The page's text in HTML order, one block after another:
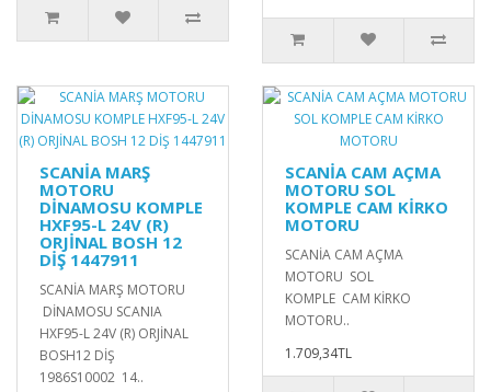
SCANİA MARŞ
MOTORU
DİNAMOSU KOMPLE
HXF95-L 24V (R)
ORJİNAL BOSH 12
DİŞ 1447911
SCANİA MARŞ MOTORU
DİNAMOSU SCANIA
HXF95-L 24V (R) ORJİNAL
BOSH12 DİŞ
1986S10002 14..
SCANİA CAM AÇMA
MOTORU SOL
KOMPLE CAM KİRKO
MOTORU
SCANİA CAM AÇMA
MOTORU SOL
KOMPLE CAM KİRKO
MOTORU..
1.709,34TL